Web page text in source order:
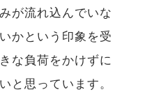
が流れ込んでいな
かという印象を受
な負荷をかけずに
と思っています。